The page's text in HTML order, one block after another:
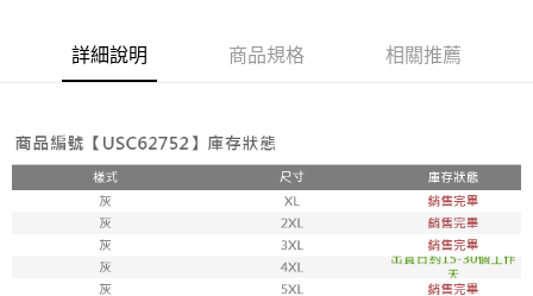
運送方式
付款後全家取貨
每筆NT$100，滿NT$1,800(含以上)免運費
7-11取貨付款
每筆NT$100，滿NT$1,800(含以上)免運費
詳細說明 商品規格 相關推薦